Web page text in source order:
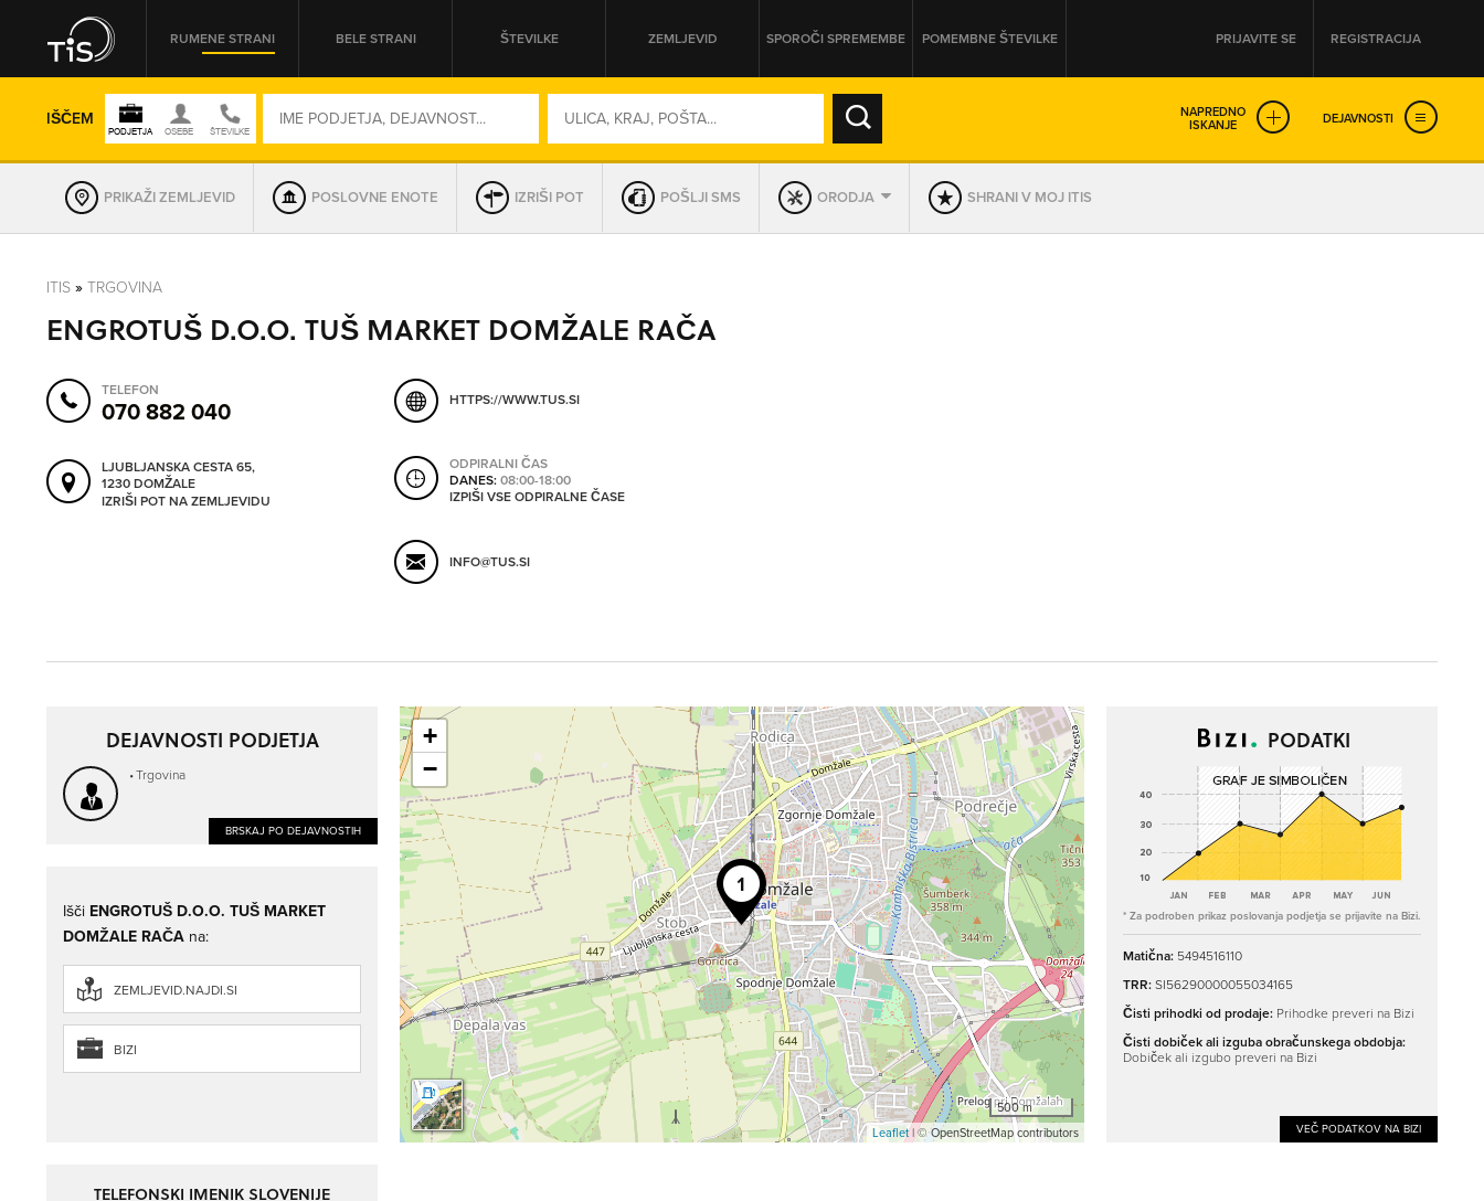
RUMENE STRANI BELE STRANI ŠTEVILKE ZEMLJEVID SPOROČI SPREMEMBE POMEMBNE ŠTEVILKE PRIJAVITE SE REGISTRACIJA
IŠČEM NAPREDNO
ISKANJE DEJAVNOSTI
OMREŽNA ŠT.
SO ODPRTA V
DAN
PRIKAŽI ZEMLJEVID POSLOVNE ENOTE IZRIŠI POT POŠLJI SMS ORODJA SHRANI V MOJ ITIS
ITIS » TRGOVINA
ENGROTUŠ D.O.O. TUŠ MARKET DOMŽALE RAČA
TELEFON
070 882 040
LJUBLJANSKA CESTA 65,
1230 DOMŽALE
IZRIŠI POT NA ZEMLJEVIDU
HTTPS://WWW.TUS.SI
ODPIRALNI ČAS
DANES:08:00-18:00
IZPIŠI VSE ODPIRALNE ČASE
INFO@TUS.SI
DEJAVNOSTI PODJETJA
Trgovina
BRSKAJ PO DEJAVNOSTIH
+
−
500 m
Leaflet| © OpenStreetMap contributors
PODATKI
* Za podroben prikaz poslovanja podjetja se prijavite na Bizi.
Matična: 5494516110
TRR:SI56290000055034165
Čisti prihodki od prodaje: Prihodke preveri na Bizi
Čisti dobiček ali izguba obračunskega obdobja:
Dobiček ali izgubo preveri na Bizi
VEČ PODATKOV NA BIZI
Išči ENGROTUŠ D.O.O. TUŠ MARKET
DOMŽALE RAČA na:
ZEMLJEVID.NAJDI.SI
BIZI
TELEFONSKI IMENIK SLOVENIJE